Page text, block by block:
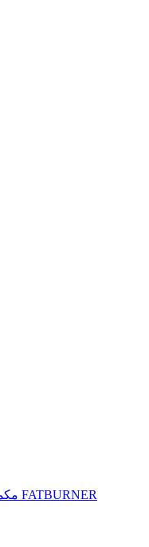
مکمل های چربی سوز ورزشی FATBURNER